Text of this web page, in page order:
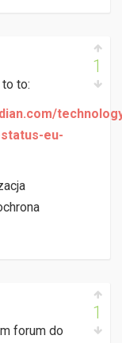
to:
eu-
1
forum do
1